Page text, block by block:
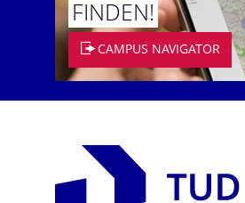
FINDEN!
CAMPUS NAVIGATOR